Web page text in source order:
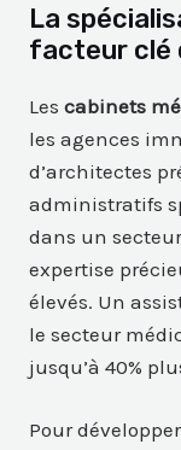
La
facteur clé
Lescabinets
les agences
d’architectes
administratifs
dans un
expertise
élevés. Un
le secteur
jusqu’à 40%
Pour